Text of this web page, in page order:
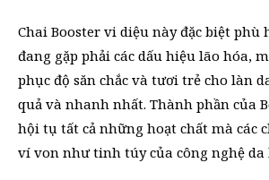
Chai Booster vi diệu này đặc biệt phù
đang gặp phải các dấu hiệu lão hóa,
phục độ săn chắc và tươi trẻ cho làn
quả và nhanh nhất. Thành phần của
hội tụ tất cả những hoạt chất mà các
ví von như tinh túy của công nghệ da